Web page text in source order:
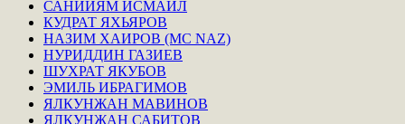
САНИЙЯМ ИСМАИЛ
КУДРАТ ЯХЬЯРОВ
НАЗИМ ХАИРОВ (MC NAZ)
НУРИДДИН ГАЗИЕВ
ШУХРАТ ЯКУБОВ
ЭМИЛЬ ИБРАГИМОВ
ЯЛКУНЖАН МАВИНОВ
ЯЛКУНЖАН САБИТОВ